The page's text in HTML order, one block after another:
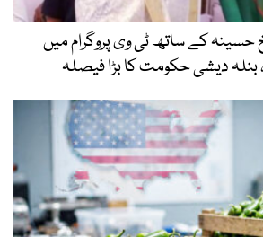
کے ساتھ ٹی وی پروگرام میں
دیشی حکومت کا بڑا فیصلہ